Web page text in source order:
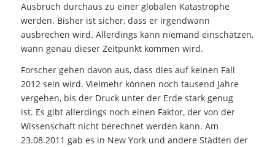
Ausbruch durchaus zu einer globalen Katastrophe
werden. Bisher ist sicher, dass er irgendwann
ausbrechen wird. Allerdings kann niemand einschätzen,
wann genau dieser Zeitpunkt kommen wird.
Forscher gehen davon aus, dass dies auf keinen Fall
2012 sein wird. Vielmehr können noch tausend Jahre
vergehen, bis der Druck unter der Erde stark genug
ist. Es gibt allerdings noch einen Faktor, der von der
Wissenschaft nicht berechnet werden kann. Am
23.08.2011 gab es in New York und andere Städten der